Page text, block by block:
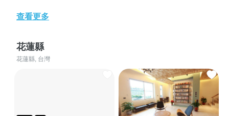
查看更多
花蓮縣
花蓮縣, 台灣